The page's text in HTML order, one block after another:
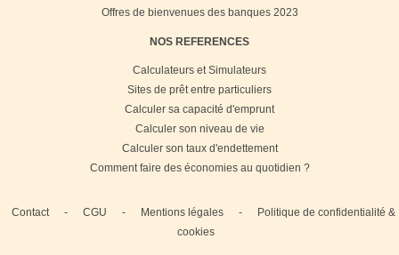
Offres de bienvenues des banques 2023
NOS REFERENCES
Calculateurs et Simulateurs
Sites de prêt entre particuliers
Calculer sa capacité d'emprunt
Calculer son niveau de vie
Calculer son taux d'endettement
Comment faire des économies au quotidien ?
Contact - CGU - Mentions légales -
Politique de confidentialité &
cookies